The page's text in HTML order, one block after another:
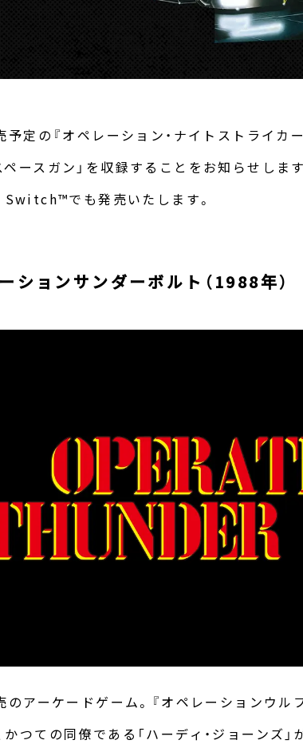
定の『オペレーション・ナイトストライカ
ペースガン」を収録することをお知らせしま
でも発売いたします。
ションサンダーボルト（1988年）
アーケードゲーム。『オペレーションウル
かつての同僚である「ハーディ・ジョーンズ